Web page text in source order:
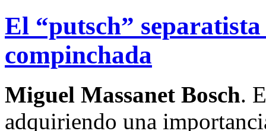
El “putsch”
compinchada
Miguel Massanet Bosch.
adquiriendo una